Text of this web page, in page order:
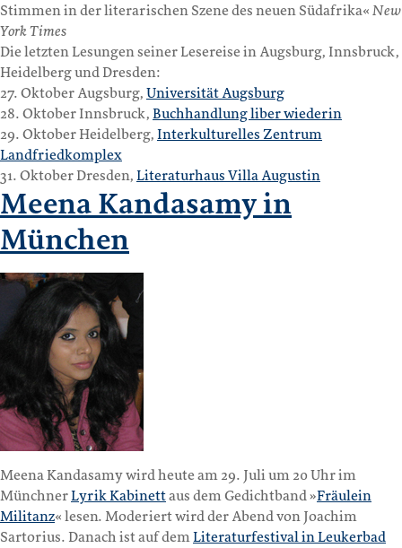
Stimmen in der literarischen Szene des neuen Südafrika« New
York Times
Die letzten Lesungen seiner Lesereise in Augsburg, Innsbruck,
Heidelberg und Dresden:
27. Oktober Augsburg, Universität Augsburg
28. Oktober Innsbruck, Buchhandlung liber wiederin
29. Oktober Heidelberg, Interkulturelles Zentrum
Landfriedkomplex
31. Oktober Dresden, Literaturhaus Villa Augustin
Meena Kandasamy in
München
Meena Kandasamy wird heute am 29. Juli um 20 Uhr im
MünchnerLyrik Kabinettaus dem Gedichtband »Fräulein
Militanz« lesen. Moderiert wird der Abend von Joachim
Sartorius. Danach ist auf demLiteraturfestival in Leukerbad